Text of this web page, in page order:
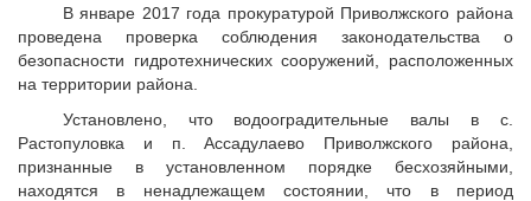
В январе 2017 года прокуратурой Приволжского района
проведена проверка соблюдения законодательства о
безопасности гидротехнических сооружений, расположенных
на территории района.
Установлено, что водооградительные валы в с.
Растопуловка и п. Ассадулаево Приволжского района,
признанные в установленном порядке бесхозяйными,
находятся в ненадлежащем состоянии, что в период